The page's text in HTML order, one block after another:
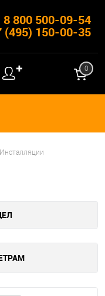
8 800 500-09-54
(495) 150-00-35
✚ 0
Инсталляции